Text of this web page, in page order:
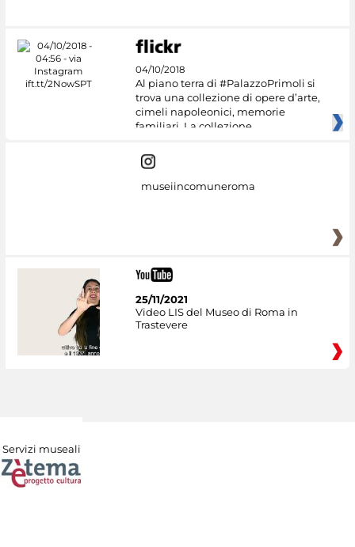
04/10/2018
Al piano terra di #PalazzoPrimoli si
trova una collezione di opere d’arte,
cimeli napoleonici, memorie
familiari. La collezione
museiincomuneroma
25/11/2021
Video LIS del Museo di Roma in
Trastevere
Servizi museali